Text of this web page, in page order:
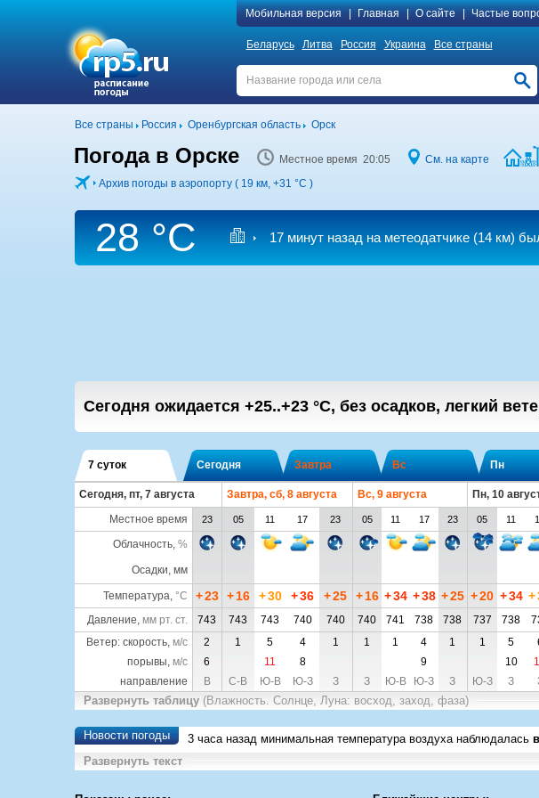
Мобильная версия Главная О сайте Частые
Беларусь Литва Россия Украина Все страны
Все страны Россия Оренбургская область Орск
Погода в Орске Местное время 20:05 См. на карте
Архив погоды в аэропорту ( 19 км, +31 °C )
28 °C 17 минут назад на метеодатчике (14 км)
Сегодня ожидается +25..+23 °C, без осадков, легкий
7 суток Сегодня Завтра Вс Пн
Сегодня, пт, 7 августа Завтра, сб, 8 августа Вс, 9 августа Пн, 10
Местное время
23 05 11 17 23 05 11 17 23 05 11
Облачность, %
Осадки, мм
Температура, °C +23 + 16 +30 +36 +25 + 16 +34 +38 +25 +20 +34 +
Давление, мм рт. ст. 743 743 743 740 740 740 741 738 738 737 738
Ветер: скорость, м/с 2 1 5 4 1 1 1 4 1 1 5
порывы, м/с 6 11 8 9 10
направление
В С-В Ю-В Ю-З З З Ю-В Ю-З З Ю-З З
Развернуть таблицу (Влажность. Солнце, Луна: восход, заход, фаза)
Новости погоды 3 часа назад минимальная температура воздуха наблюдалась
Развернуть текст